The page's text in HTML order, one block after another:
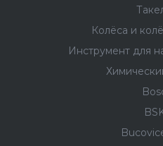
Колёса и
Инструмент для